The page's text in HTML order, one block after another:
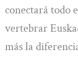
conectará todo
vertebrar
más la